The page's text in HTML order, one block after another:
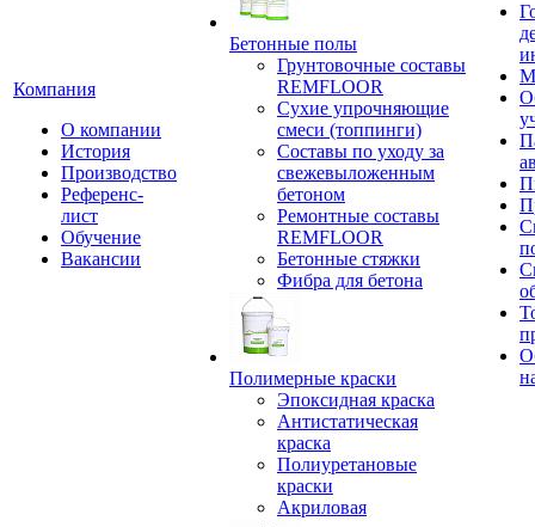
Компания
О компании
История
Производство
Референс-
лист
Обучение
Вакансии
Бетонные полы
Грунтовочные составы
REMFLOOR
Сухие упрочняющие
смеси (топпинги)
Составы по уходу за
свежевыложенным
бетоном
Ремонтные составы
REMFLOOR
Бетонные стяжки
Фибра для бетона
Полимерные краски
Эпоксидная краска
Антистатическая
краска
Полиуретановые
краски
Акриловая